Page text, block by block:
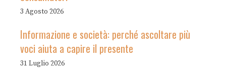
3 Agosto 2026
Informazione e società: perché ascoltare più
voci aiuta a capire il presente
31 Luglio 2026